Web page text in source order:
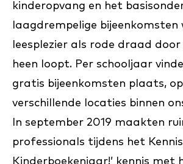
kinderopvang en het
laagdrempelige bijeenkomsten
leesplezier als rode draad
heen loopt. Per schooljaar
gratis bijeenkomsten plaats,
verschillende locaties binnen
In september 2019 maakten
professionals tijdens het
Kinderboekenjaar!’ kennis met